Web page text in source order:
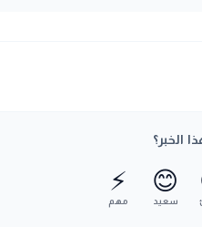
الخبر؟
😊
سعيد
⚡
مهم